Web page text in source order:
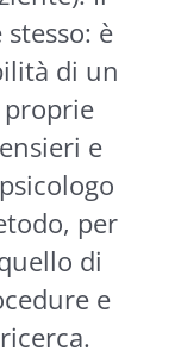
stesso: è
di un
e
per
di
e